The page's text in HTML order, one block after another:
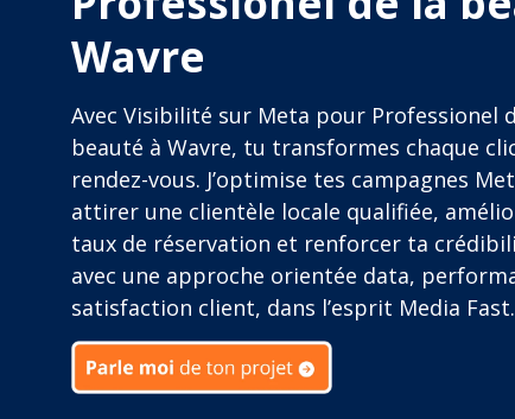
Wavre
Avec Visibilité sur Meta pour Professionel
beauté à Wavre, tu transformes chaque
rendez-vous. J’optimise tes campagnes
attirer une clientèle locale qualifiée,
taux de réservation et renforcer ta
avec une approche orientée data,
satisfaction client, dans l’esprit Media Fast.